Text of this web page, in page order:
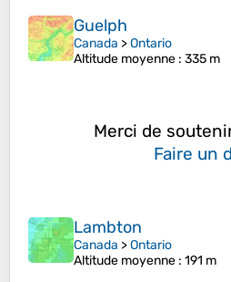
Guelph
Canada >Ontario
Altitude moyenne : 335 m
Merci de
Faire un
Lambton
Canada >Ontario
Altitude moyenne : 191 m